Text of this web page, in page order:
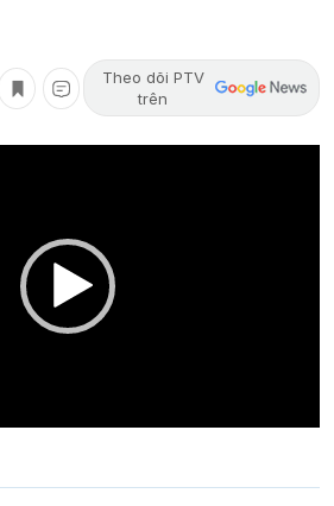
Theo dõi PTV
trên